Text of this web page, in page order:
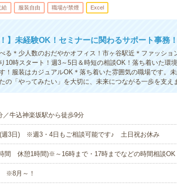
給 服装自由 職場が禁煙 Excel
】未経験OK！セミナーに関わるサポート事務！
る＊少人数のおだやかオフィス！市ヶ谷駅近＊ファッショ
10時スタート！週3～5日＆時短の相談OK！落ち着いた環
！服装はカジュアルOK＊落ち着いた雰囲気の職場です。
の「やってみたい」を大切に、未来につながる一歩を支え
／牛込神楽坂駅から徒歩9分
(週3日) ※週3・4日もご相談可能です♪ 土日祝お休み
間 休憩1時間)※～16時まで・17時までなどの時間相談OK
※8月～！